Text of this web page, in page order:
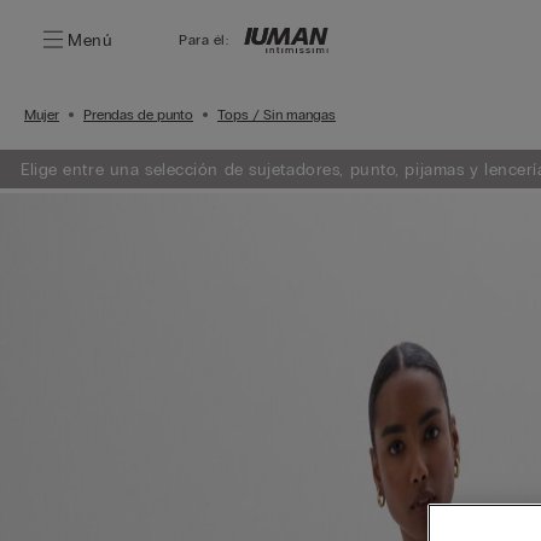
Menú Para él:
Mujer Prendas de punto Tops / Sin mangas
Elige entre una selección de sujetadores, punto, pijamas y lencería. Añade 3 artículos a tu carrito y obtén un 50% de descuento en
menor importe.